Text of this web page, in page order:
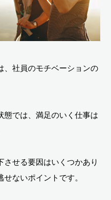
、社員のモチベーションの
態では、満足のいく仕事は
せる要因はいくつかあり
ないポイントです。